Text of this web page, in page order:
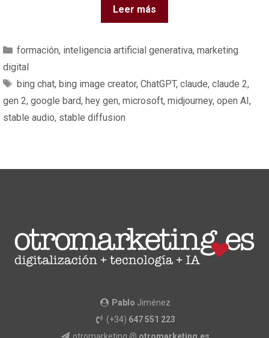
Leer más
formación, inteligencia artificial generativa, marketing
digital
bing chat, bing image creator, ChatGPT, claude, claude 2,
gen 2, google bard, hey gen, microsoft, midjourney, open AI,
stable audio, stable diffusion
Pablo Jiménez
(+34) 647 551 223
otromarketing @ otromarketing.es